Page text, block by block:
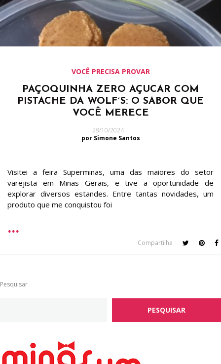
VOCÊ PRECISA PROVAR
PAÇOQUINHA ZERO AÇUCAR COM
PISTACHE DA WOLF´S: O SABOR QUE
VOCÊ MERECE
28/10/2024
por Simone Santos
Visitei a feira Superminas, uma das maiores do setor
varejista em Minas Gerais, e tive a oportunidade de
explorar diversos estandes. Entre tantas novidades, um
produto que me conquistou foi
Compartilhe
Pesquisar
PESQUISAR